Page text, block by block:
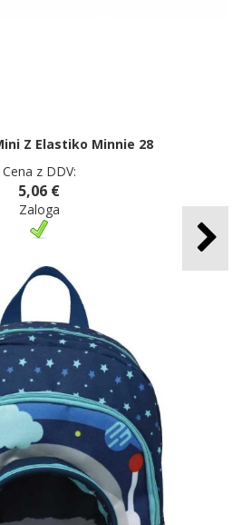
Z Elastiko Minnie 28
Cena z DDV:
5,06 €
Zaloga